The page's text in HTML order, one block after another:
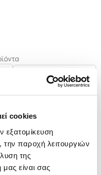
cookies
εξατομίκευση
την παροχή λειτουργιών
της
είναι σας
Δημοτικότητα